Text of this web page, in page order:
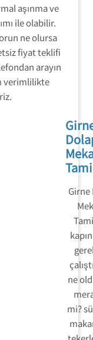
aşınma ve
ile olabilir.
ne olursa
fiyat teklifi
arayın
verimlilikte
Girne
ne
mi?